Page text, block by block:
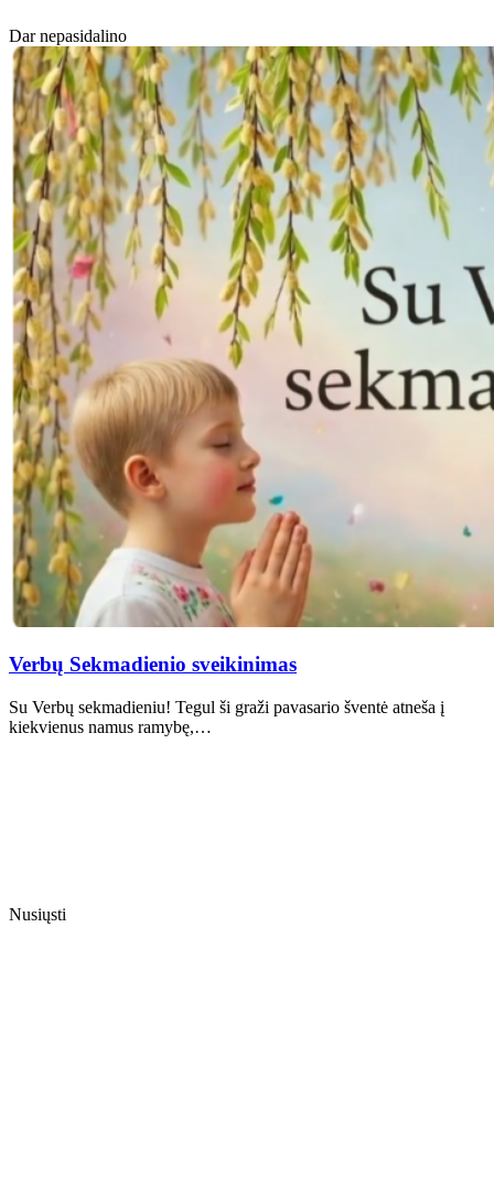
Dar nepasidalino
Verbų Sekmadienio sveikinimas
Su Verbų sekmadieniu! Tegul ši graži pavasario šventė atneša į
kiekvienus namus ramybę,…
Nusiųsti